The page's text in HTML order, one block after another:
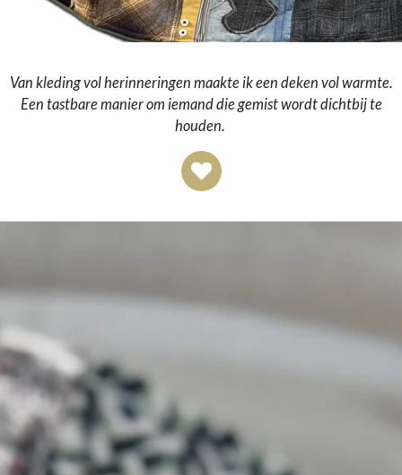
Van kleding vol herinneringen maakte ik een deken vol warmte.
Een tastbare manier om iemand die gemist wordt dichtbij te
houden.